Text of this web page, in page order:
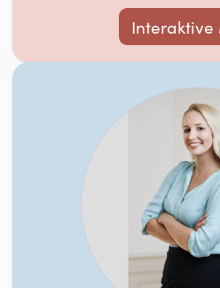
Interaktive